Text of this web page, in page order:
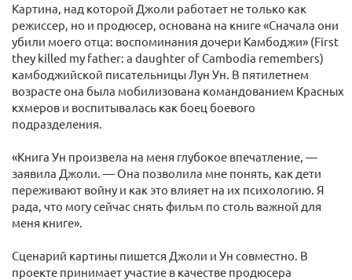
Картина, над которой Джоли работает не только как
режиссер, но и продюсер, основана на книге «Сначала они
убили моего отца: воспоминания дочери Камбоджи» (First
they killed my father: a daughter of Cambodia remembers)
камбоджийской писательницы Лун Ун. В пятилетнем
возрасте она была мобилизована командованием Красных
кхмеров и воспитывалась как боец боевого
подразделения.
«Книга Ун произвела на меня глубокое впечатление, —
заявила Джоли. — Она позволила мне понять, как дети
переживают войну и как это влияет на их психологию. Я
рада, что могу сейчас снять фильм по столь важной для
меня книге».
Сценарий картины пишется Джоли и Ун совместно. В
проекте принимает участие в качестве продюсера